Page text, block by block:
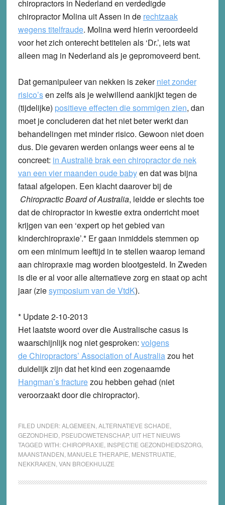
chiropractors in Nederland en verdedigde
chiropractor Molina uit Assen in de rechtzaak
wegens titelfraude. Molina werd hierin veroordeeld
voor het zich onterecht betitelen als ‘Dr.’, iets wat
alleen mag in Nederland als je gepromoveerd bent.
Dat gemanipuleer van nekken is zekerniet zonder
risico’sen zelfs als je welwillend aankijkt tegen de
(tijdelijke) positieve effecten die sommigen zien, dan
moet je concluderen dat het niet beter werkt dan
behandelingen met minder risico. Gewoon niet doen
dus. Die gevaren werden onlangs weer eens al te
concreet: in Australië brak een chiropractor de nek
van een vier maanden oude babyen dat was bijna
fataal afgelopen. Een klacht daarover bij de
Chiropractic Board of Australia, leidde er slechts toe
dat de chiropractor in kwestie extra onderricht moet
krijgen van een ‘expert op het gebied van
kinderchiropraxie’.* Er gaan inmiddels stemmen op
om een minimum leeftijd in te stellen waarop iemand
aan chiropraxie mag worden blootgesteld. In Zweden
is die er al voor alle alternatieve zorg en staat op acht
jaar (ziesymposium van de VtdK).
* Update 2-10-2013
Het laatste woord over die Australische casus is
waarschijnlijk nog niet gesproken: volgens
de Chiropractors’ Association of Australiazou het
duidelijk zijn dat het kind een zogenaamde
Hangman’s fracturezou hebben gehad (niet
veroorzaakt door die chiropractor).
FILED UNDER:ALGEMEEN ALTERNATIEVE SCHADE
GEZONDHEID PSEUDOWETENSCHAP, UIT HET NIEUWS
TAGGED WITH:CHIROPRAXIE INSPECTIE GEZONDHEIDSZORG,
MAANSTANDEN MANUELE THERAPIE MENSTRUATIE
NEKKRAKEN VAN BROEKHUIJZE